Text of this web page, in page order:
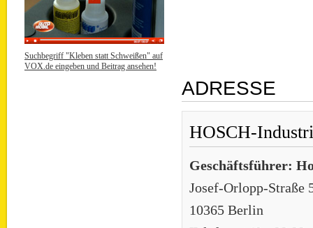
Suchbegriff "Kleben statt Schweißen" auf
VOX.de eingeben und Beitrag ansehen!
ADRESSE
HOSCH-
Geschäftsführer:
Josef-Orlopp-Straße
10365 Berlin